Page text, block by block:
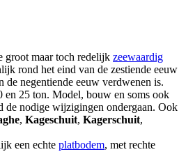
groot maar toch redelijk zeewaardig
rond het eind van de zestiende eeuw
de negentiende eeuw verdwenen is.
en 25 ton. Model, bouw en soms ook
de nodige wijzigingen ondergaan. Ook
, Kageschuit, Kagerschuit,
een echte platbodem, met rechte